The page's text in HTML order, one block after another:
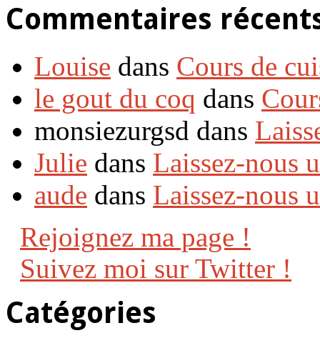
Commentaires
Louise dans Cours de
le gout du coq dans
monsiezurgsd dans
Julie dans Laissez-nous
aude dans Laissez-nous
Rejoignez ma page !
Suivez moi sur Twitter !
Catégories